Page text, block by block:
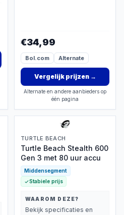
€34,99
Bol.com Alternate
Vergelijk prijzen→
Alternate en andere aanbieders op
één pagina
TURTLE BEACH
Turtle Beach Stealth 600
Gen 3 met 80 uur accu
Middensegment
Stabiele prijs
WAAROM DEZE?
Bekijk specificaties en